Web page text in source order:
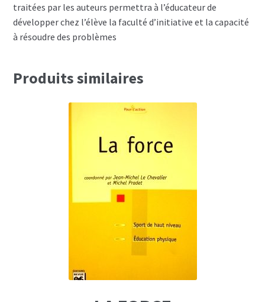
traitées par les auteurs permettra à l’éducateur de
développer chez l’élève la faculté d’initiative et la capacité
à résoudre des problèmes
Produits similaires